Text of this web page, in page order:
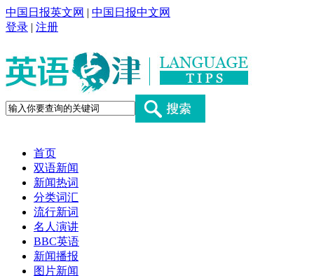
中国日报英文网 | 中国日报中文网
登录 | 注册
首页
双语新闻
新闻热词
分类词汇
流行新词
名人演讲
BBC英语
新闻播报
图片新闻